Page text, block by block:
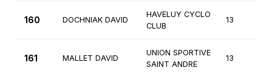
160 DOCHNIAK DAVID
HAVELUY CYCLO
CLUB
13
161 MALLET DAVID
UNION SPORTIVE
SAINT ANDRE
13